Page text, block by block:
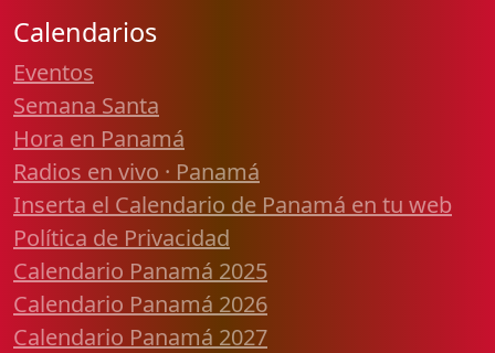
Calendarios
Eventos
Semana Santa
Hora en Panamá
Radios en vivo · Panamá
Inserta el Calendario de Panamá en tu web
Política de Privacidad
Calendario Panamá 2025
Calendario Panamá 2026
Calendario Panamá 2027